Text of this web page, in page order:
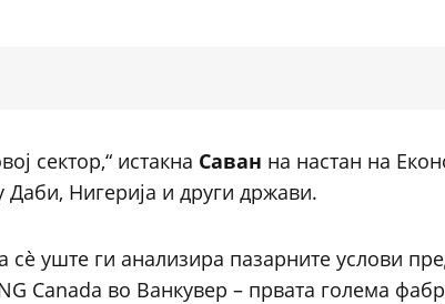
сектор,“ истакна Саван на настан на
Даби, Нигерија и други држави.
сè уште ги анализира пазарните услови
Canada во Ванкувер – првата голема